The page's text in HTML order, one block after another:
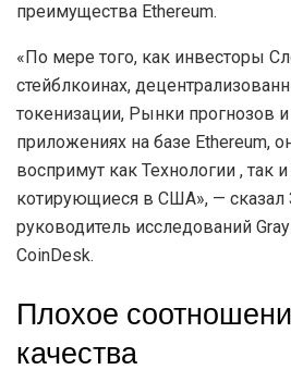
преимущества Ethereum.
«По мере того, как инвесторы
стейблкоинах,
токенизации, Рынки прогнозов
приложениях на базе Ethereum,
воспримут как Технологии , так
котирующиеся в США», — сказал
руководитель исследований
CoinDesk.
Плохое
качества